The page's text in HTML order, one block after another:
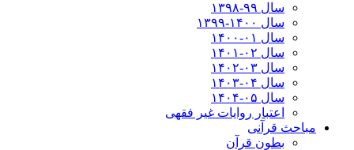
سال ۹۹-۱۳۹۸‍
سال ۱۴۰۰-۱۳۹۹
سال ۰۱-۱۴۰۰
سال ۰۲-۱۴۰۱
سال ۰۳-۱۴۰۲
سال ۰۴-۱۴۰۳
سال ۰۵-۱۴۰۴
اعتبار روایات غیر فقهی
مباحث قرآنی
بطون قرآن